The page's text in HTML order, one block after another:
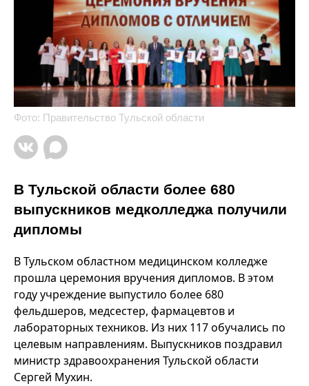
Фото: Правительство Тульской области
В Тульской области более 680
выпускников медколледжа получили
дипломы
В Тульском областном медицинском колледже
прошла церемония вручения дипломов. В этом
году учреждение выпустило более 680
фельдшеров, медсестер, фармацевтов и
лабораторных техников. Из них 117 обучались по
целевым направлениям. Выпускников поздравил
министр здравоохранения Тульской области
Сергей Мухин.